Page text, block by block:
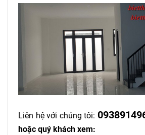
Liên hệ với chúng tôi:
hoặc quý khách xem: